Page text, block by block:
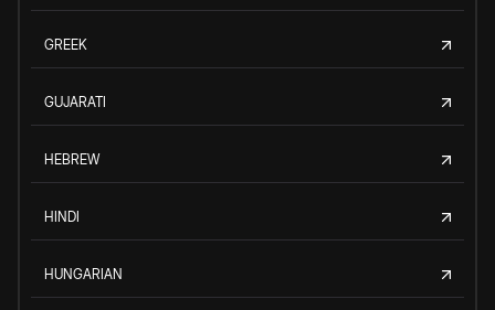
GREEK
GUJARATI
HEBREW
HINDI
HUNGARIAN